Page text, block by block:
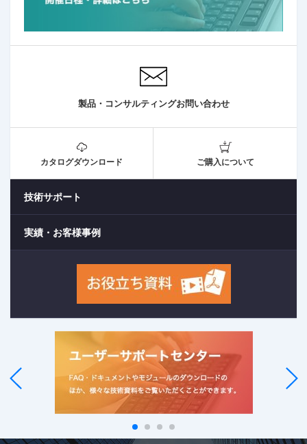
製品・コンサルティングお問い合わせ
カタログダウンロード ご購入について
技術サポート
実績・お客様事例